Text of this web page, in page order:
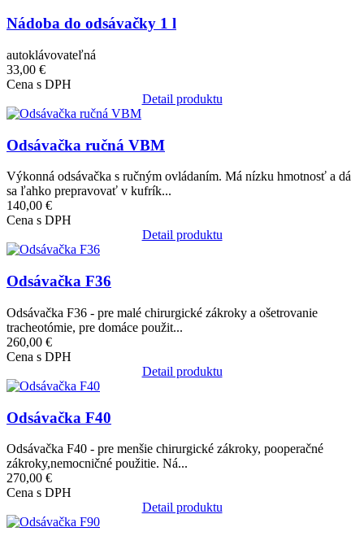
Nádoba do odsávačky 1 l
autoklávovateľná
33,00 €
Cena s DPH
Detail produktu
Obrázok
Odsávačka ručná VBM
Výkonná odsávačka s ručným ovládaním. Má nízku hmotnosť a dá
sa ľahko prepravovať v kufrík...
140,00 €
Cena s DPH
Detail produktu
Obrázok
Odsávačka F36
Odsávačka F36 - pre malé chirurgické zákroky a ošetrovanie
tracheotómie, pre domáce použit...
260,00 €
Cena s DPH
Detail produktu
Obrázok
Odsávačka F40
Odsávačka F40 - pre menšie chirurgické zákroky, pooperačné
zákroky,nemocničné použitie. Ná...
270,00 €
Cena s DPH
Detail produktu
Obrázok